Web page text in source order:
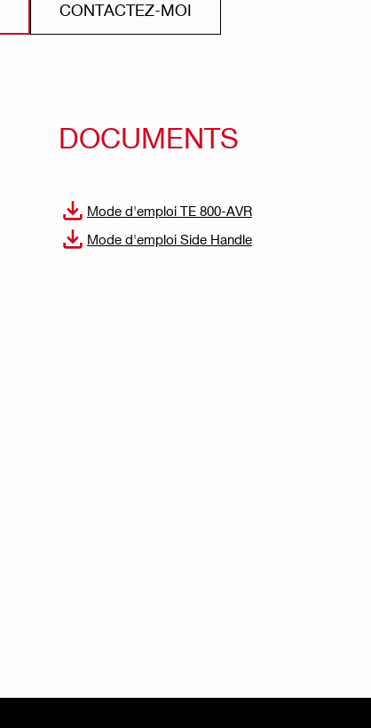
CONTACTEZ-MOI
DOCUMENTS
Mode d'emploi TE 800-AVR
Mode d'emploi Side Handle